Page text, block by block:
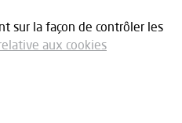
sur la façon de contrôler les
aux cookies